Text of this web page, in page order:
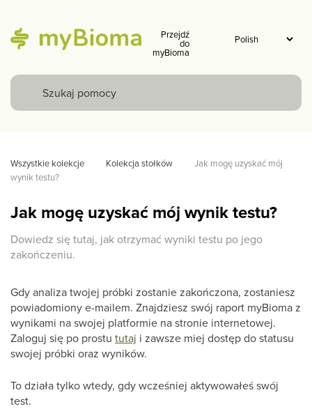
Przejdź
do
myBioma
Wszystkie kolekcje Kolekcja stołków
Jak mogę uzyskać mój
wynik testu?
Jak mogę uzyskać mój wynik testu?
Dowiedz się tutaj, jak otrzymać wyniki testu po jego
zakończeniu.
Gdy analiza twojej próbki zostanie zakończona, zostaniesz
powiadomiony e-mailem. Znajdziesz swój raport myBioma z
wynikami na swojej platformie na stronie internetowej.
Zaloguj się po prostu tutaj i zawsze miej dostęp do statusu
swojej próbki oraz wyników.
To działa tylko wtedy, gdy wcześniej aktywowałeś swój
test.